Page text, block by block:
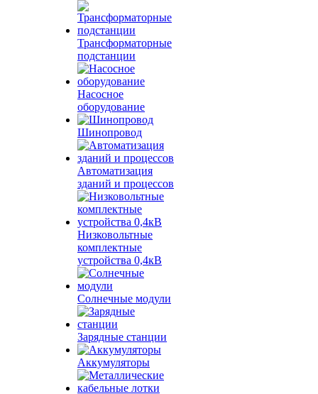
Трансформаторные
подстанции
Насосное
оборудование
Шинопровод
Автоматизация
зданий и процессов
Низковольтные
комплектные
устройства 0,4кВ
Солнечные модули
Зарядные станции
Аккумуляторы